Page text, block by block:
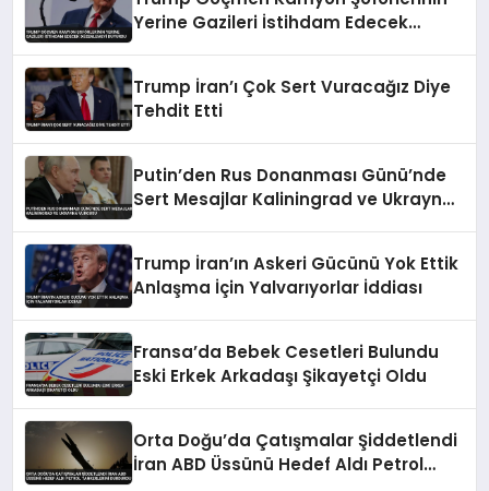
Yerine Gazileri İstihdam Edecek
Trump İran’ı Çok Sert Vuracağız Diye
Tehdit Etti
Putin’den Rus Donanması Günü’nde
Sert Mesajlar Kaliningrad ve Ukrayna
Trump İran’ın Askeri Gücünü Yok Ettik
Anlaşma İçin Yalvarıyorlar İddiası
Fransa’da Bebek Cesetleri Bulundu
Eski Erkek Arkadaşı Şikayetçi Oldu
Orta Doğu’da Çatışmalar Şiddetlendi
İran ABD Üssünü Hedef Aldı Petrol